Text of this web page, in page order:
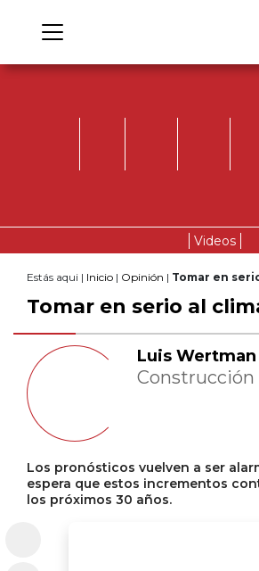
Videos
Estás aqui | Inicio | Opinión | Tomar en
Tomar en serio al
Luis Wertman
Construcción
Los pronósticos vuelven a ser
espera que estos incrementos
los próximos 30 años.